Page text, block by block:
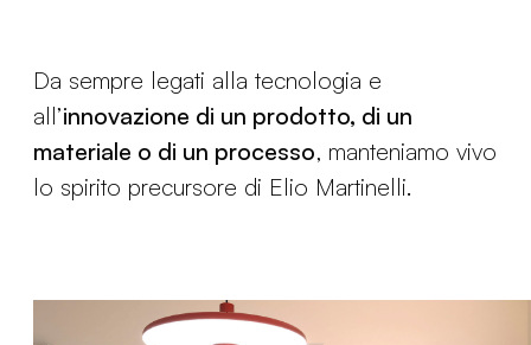
Da sempre legati alla tecnologia e
all’innovazione di un prodotto, di un
materiale o di un processo, manteniamo vivo
lo spirito precursore di Elio Martinelli.